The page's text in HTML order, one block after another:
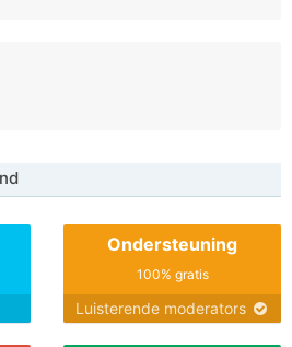
Ondersteuning
100% gratis
Luisterende moderators